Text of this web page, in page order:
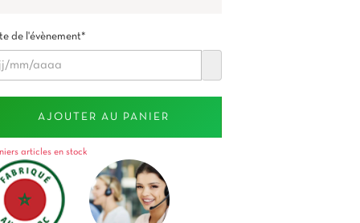
de l'évènement*
AJOUTER AU PANIER
articles en stock